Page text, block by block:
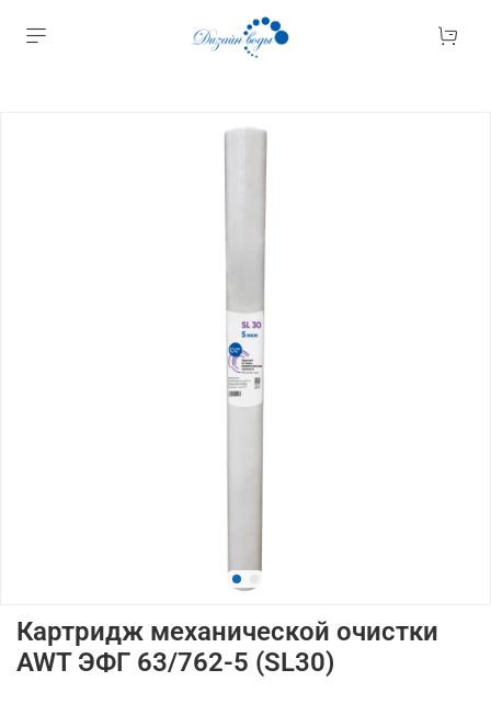
Картридж механической очистки
AWT ЭФГ 63/762-5 (SL30)